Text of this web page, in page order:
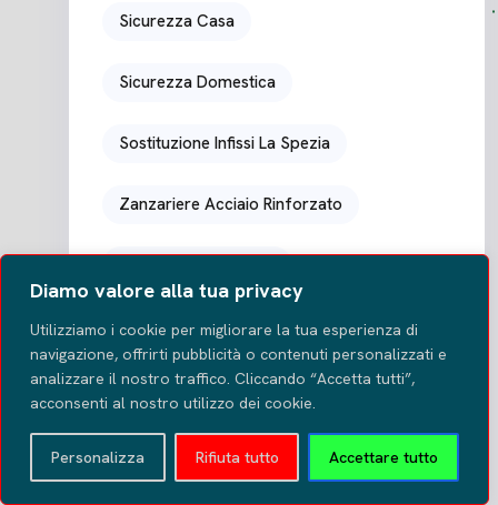
Diamo valore alla tua privacy
Utilizziamo i cookie per migliorare la tua esperienza di
navigazione, offrirti pubblicità o contenuti personalizzati e
analizzare il nostro traffico. Cliccando “Accetta tutti”,
acconsenti al nostro utilizzo dei cookie.
Personalizza Rifiuta tutto Accettare tutto
Sicurezza Casa
Sicurezza Domestica
Sostituzione Infissi La Spezia
Zanzariere Acciaio Rinforzato
Zanzariere Moderne
Zanzariere Plissé Acciaio
Zanzariere Porte Finestre